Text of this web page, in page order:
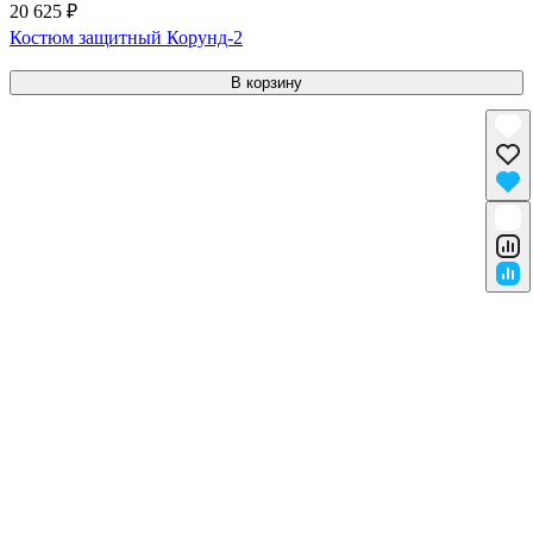
20 625 ₽
Костюм защитный Корунд-2
В корзину